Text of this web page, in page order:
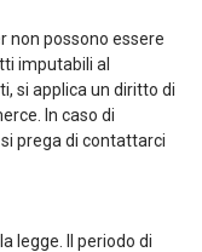
non possono essere
imputabili al
si applica un diritto di
In caso di
prega di contattarci
legge. Il periodo di